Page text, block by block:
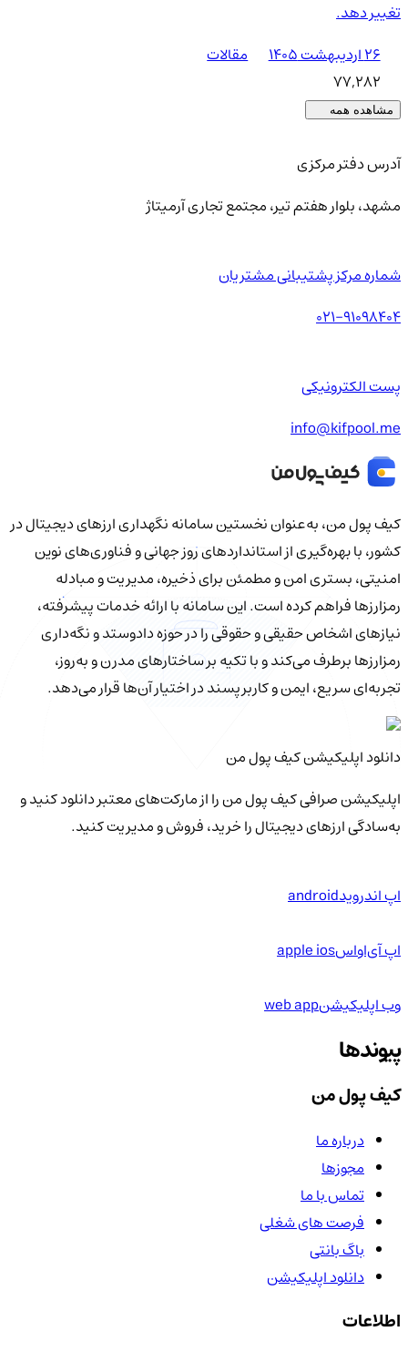
تغییر دهد.
۲۶ اردیبهشت ۱۴۰۵
مقالات
77,282
مشاهده همه
آدرس دفتر مرکزی
مشهد، بلوار هفتم تیر، مجتمع تجاری آرمیتاژ
شماره مرکز پشتیبانی مشتریان
021-91098404
پست الکترونیکی
info@kifpool.me
کیف‌ پول من، به‌عنوان نخستین سامانه نگهداری ارزهای دیجیتال در
کشور، با بهره‌گیری از استانداردهای روز جهانی و فناوری‌های نوین
امنیتی، بستری امن و مطمئن برای ذخیره، مدیریت و مبادله
رمزارزها فراهم کرده است. این سامانه با ارائه خدمات پیشرفته،
نیازهای اشخاص حقیقی و حقوقی را در حوزه دادوستد و نگه‌داری
رمزارزها برطرف می‌کند و با تکیه بر ساختارهای مدرن و به‌روز،
تجربه‌ای سریع، ایمن و کاربرپسند در اختیار آن‌ها قرار می‌دهد.
دانلود اپلیکیشن کیف‌ پول من
اپلیکیشن صرافی کیف پول من را از مارکت‌های معتبر دانلود کنید و
به‌سادگی ارزهای دیجیتال را خرید، فروش و مدیریت کنید.
اپ اندرویدandroid
اپ آی‌او‌اسapple ios
وب اپلیکیشنweb app
پیوندها
کیف پول من
درباره ما
مجوزها
تماس با ما
فرصت های شغلی
باگ بانتی
دانلود اپلیکیشن
اطلاعات